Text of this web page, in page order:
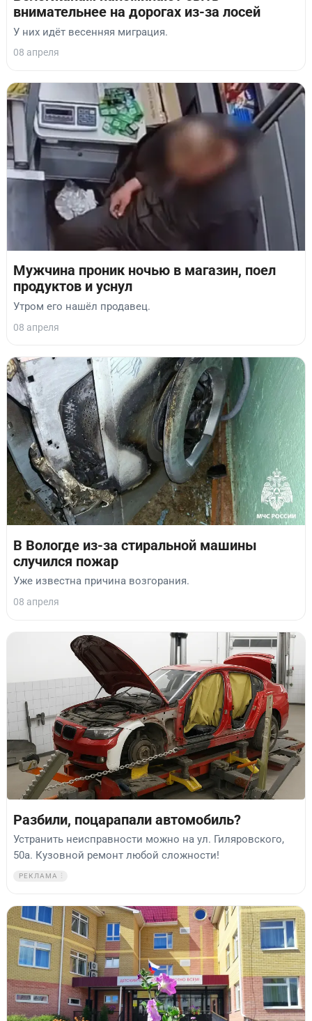
внимательнее на дорогах из-за лосей
У них идёт весенняя миграция.
08 апреля
Мужчина проник ночью в магазин, поел
продуктов и уснул
Утром его нашёл продавец.
08 апреля
В Вологде из-за стиральной машины
случился пожар
Уже известна причина возгорания.
08 апреля
Разбили, поцарапали автомобиль?
Устранить неисправности можно на ул. Гиляровского,
50а. Кузовной ремонт любой сложности!
РЕКЛАМА